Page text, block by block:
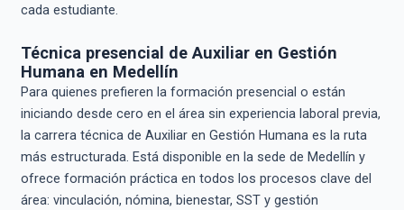
cada estudiante.
Técnica presencial de Auxiliar en Gestión
Humana en Medellín
Para quienes prefieren la formación presencial o están
iniciando desde cero en el área sin experiencia laboral previa,
la carrera técnica de Auxiliar en Gestión Humana es la ruta
más estructurada. Está disponible en la sede de Medellín y
ofrece formación práctica en todos los procesos clave del
área: vinculación, nómina, bienestar, SST y gestión